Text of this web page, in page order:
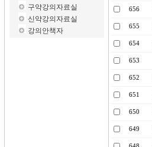
구약강의자료실
신약강의자료실
강의안책자
656
655
654
653
652
651
650
649